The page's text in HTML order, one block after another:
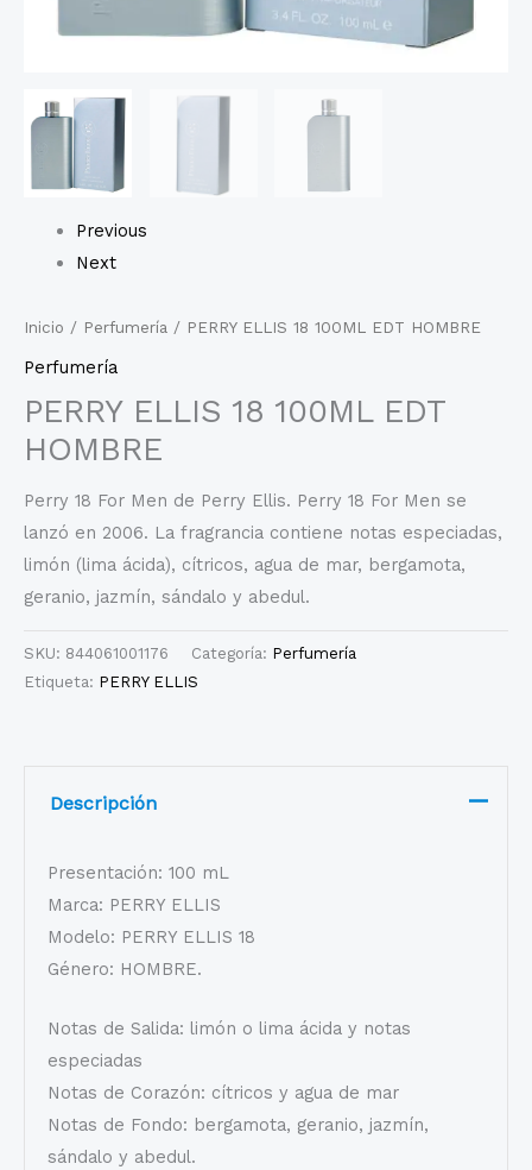
Previous
Next
Inicio / Perfumería / PERRY ELLIS 18 100ML EDT HOMBRE
Perfumería
PERRY ELLIS 18 100ML EDT
HOMBRE
Perry 18 For Men de Perry Ellis. Perry 18 For Men se
lanzó en 2006. La fragrancia contiene notas especiadas,
limón (lima ácida), cítricos, agua de mar, bergamota,
geranio, jazmín, sándalo y abedul.
SKU: 844061001176 Categoría: Perfumería
Etiqueta: PERRY ELLIS
Descripción
Presentación: 100 mL
Marca: PERRY ELLIS
Modelo: PERRY ELLIS 18
Género: HOMBRE.
Notas de Salida: limón o lima ácida y notas
especiadas
Notas de Corazón: cítricos y agua de mar
Notas de Fondo: bergamota, geranio, jazmín,
sándalo y abedul.